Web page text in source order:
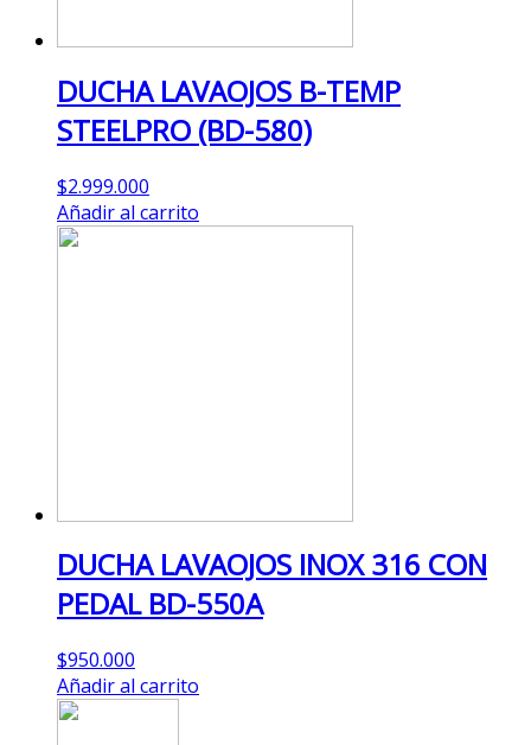
DUCHA LAVAOJOS B-TEMP
STEELPRO (BD-580)
$2.999.000
Añadir al carrito
DUCHA LAVAOJOS INOX 316 CON
PEDAL BD-550A
$950.000
Añadir al carrito